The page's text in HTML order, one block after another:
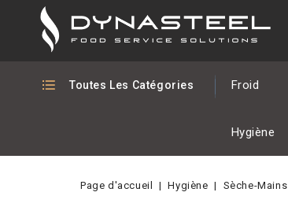
Toutes Les Catégories Froid
Hygiène
Page d'accueil Hygiène Sèche-Mains